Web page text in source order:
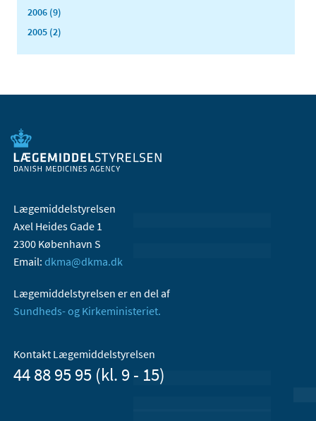
2006 (9)
2005 (2)
Lægemiddelstyrelsen
Axel Heides Gade 1
2300 København S
Email: dkma@dkma.dk
Lægemiddelstyrelsen er en del af
Sundheds- og Kirkeministeriet.
Kontakt Lægemiddelstyrelsen
44 88 95 95 (kl. 9 - 15)